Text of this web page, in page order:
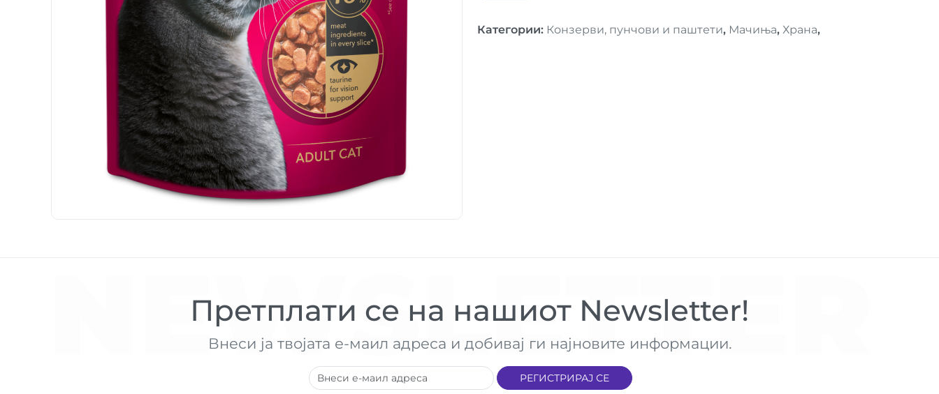
Категории: Конзерви, пунчови и паштети, Мачиња, Храна,
NEWSLETTER
Претплати се на нашиот Newsletter!
Внеси ја твојата е-маил адреса и добивај ги најновите информации.
РЕГИСТРИРАЈ СЕ